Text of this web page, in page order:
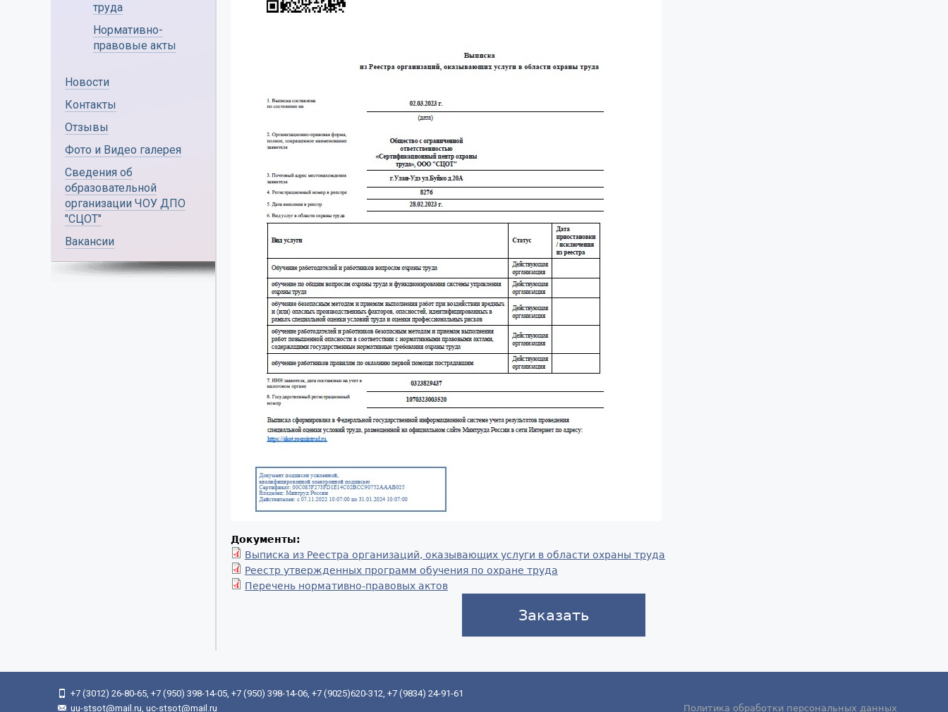
труда
Нормативно-
правовые акты
Новости
Контакты
Отзывы
Фото и Видео галерея
Сведения об
образовательной
организации ЧОУ ДПО
"СЦОТ"
Вакансии
Документы:
Выписка из Реестра организаций, оказывающих услуги в области охраны труда
Реестр утвержденных программ обучения по охране труда
Перечень нормативно-правовых актов
Заказать
+7 (3012) 26-80-65, +7 (950) 398-14-05, +7 (950) 398-14-06, +7 (9025)620-312, +7 (9834) 24-91-61
uu-stsot@mail.ru, uc-stsot@mail.ru
Политика обработки персональных данных